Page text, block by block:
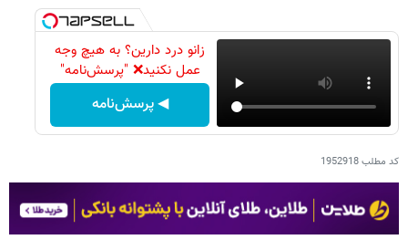
زانو درد دارین؟ به هیچ وجه
عمل نکنید❌ "پرسش‌نامه"
◀ پرسش‌نامه
کد مطلب1952918